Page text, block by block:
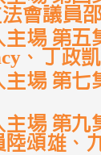
會議員
主場 第五
、丁政
主場 第七
主場 第九
陸頌雄、